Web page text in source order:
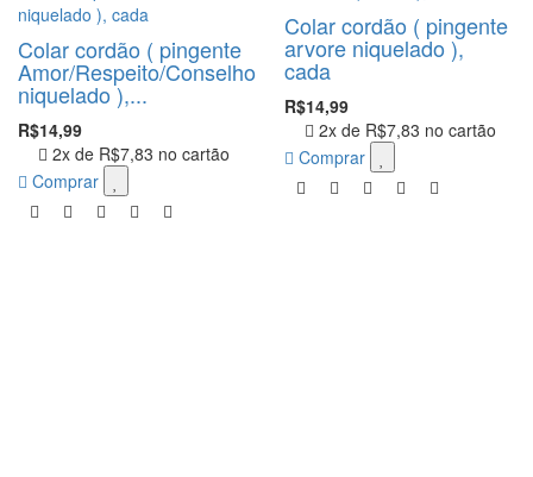
Colar cordão ( pingente
Amor/Respeito/Conselho
niquelado ),...
R$14,99
2x de R$7,83 no cartão
Comprar
Colar cordão ( pingente
arvore niquelado ),
cada
R$14,99
2x de R$7,83 no cartão
Comprar